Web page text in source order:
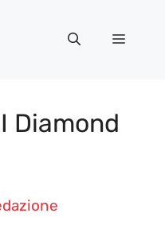
Menu
Diamond